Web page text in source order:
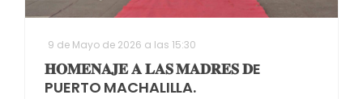
9 de Mayo de 2026 a las 15:30
𝐇𝐎𝐌𝐄𝐍𝐀𝐉𝐄 𝐀 𝐋𝐀𝐒 𝐌𝐀𝐃𝐑𝐄𝐒 𝐃E
PUERTO MACHALILLA.